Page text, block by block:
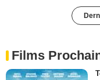
Films